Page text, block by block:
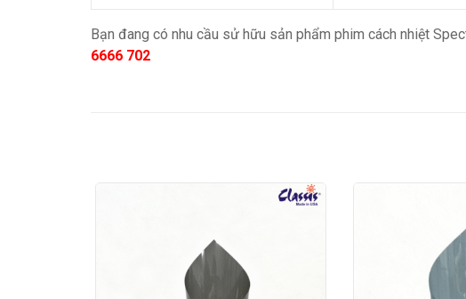
Bạn đang có nhu cầu sử hữu sản phẩm phim cách nhiệt
6666 702